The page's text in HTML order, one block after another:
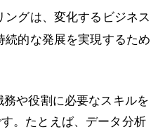
ングは、変化するビジネス
的な発展を実現するため
務や役割に必要なスキルを
。たとえば、データ分析